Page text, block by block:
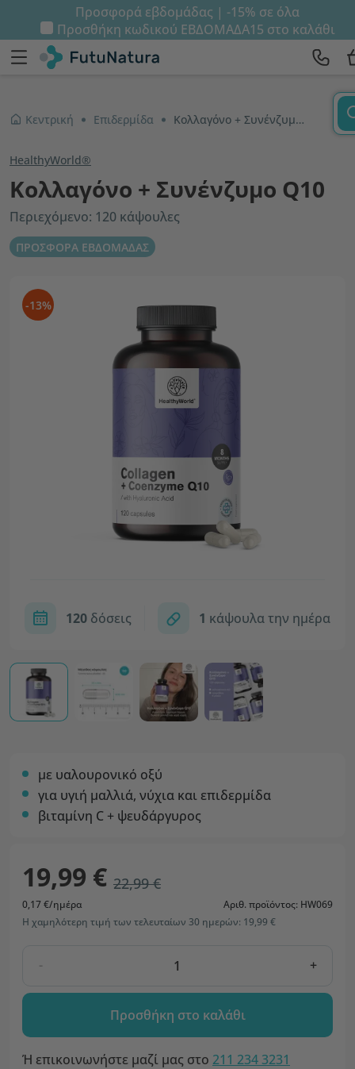
Προσφορά εβδομάδας | -15% σε όλα
Προσθήκη κωδικού ΕΒΔΟΜΑΔΑ15 στο καλάθι
Κεντρική Επιδερμίδα Κολλαγόνο + Συνένζυμο Q10
HealthyWorld®
Κολλαγόνο + Συνένζυμο Q10
Περιεχόμενο: 120 κάψουλες
ΠΡΟΣΦΟΡΑ ΕΒΔΟΜΑΔΑΣ
-13%
120 δόσεις 1 κάψουλα την ημέρα
με υαλουρονικό οξύ
για υγιή μαλλιά, νύχια και επιδερμίδα
βιταμίνη C + ψευδάργυρος
19,99 € 22,99 €
0,17 €/ημέρα
Αριθ. προϊόντος: HW069
Η χαμηλότερη τιμή των τελευταίων 30 ημερών: 19,99 €
- +
Προσθήκη στο καλάθι
Ή επικοινωνήστε μαζί μας στο 211 234 3231